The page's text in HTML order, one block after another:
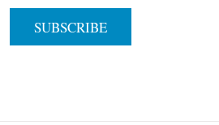
Solo gli utenti registrati
commentare!